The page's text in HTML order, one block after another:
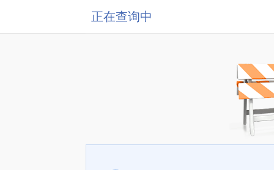
正在查询中